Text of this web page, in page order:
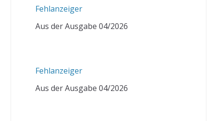
Fehlanzeiger
Aus der Ausgabe 04/2026
Fehlanzeiger
Aus der Ausgabe 04/2026